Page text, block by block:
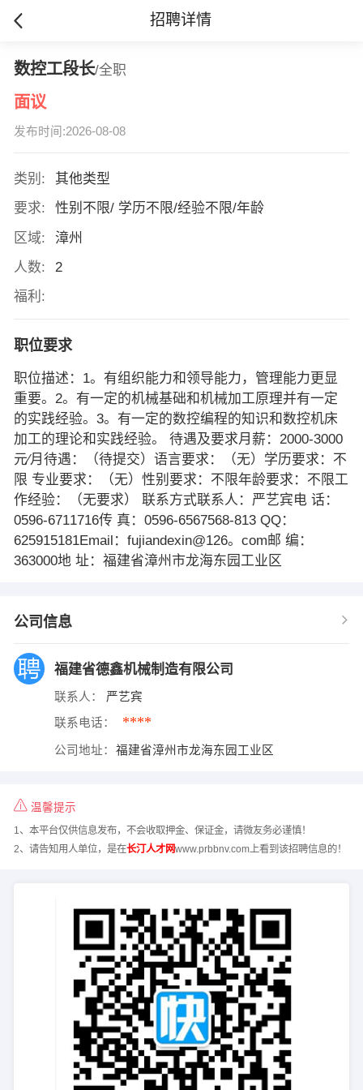
招聘详情
数控工段长/全职
面议
发布时间:2026-08-08
类别:
其他类型
要求:
性别不限/ 学历不限/经验不限/年龄
区域:
漳州
人数:
2
福利:
职位要求
职位描述：1。有组织能力和领导能力，管理能力更显
重要。2。有一定的机械基础和机械加工原理并有一定
的实践经验。3。有一定的数控编程的知识和数控机床
加工的理论和实践经验。 待遇及要求月薪：2000-3000
元∕月待遇：（待提交）语言要求：（无）学历要求：不
限 专业要求：（无）性别要求：不限年龄要求：不限工
作经验：（无要求） 联系方式联系人：严艺宾电 话：
0596-6711716传 真：0596-6567568-813 QQ：
625915181Email：fujiandexin@126。com邮 编：
363000地 址：福建省漳州市龙海东园工业区
公司信息
福建省德鑫机械制造有限公司
联系人： 严艺宾
联系电话： ****
公司地址： 福建省漳州市龙海东园工业区
温馨提示
1、本平台仅供信息发布，不会收取押金、保证金，请微友务必谨慎！
2、请告知用人单位，是在长汀人才网www.prbbnv.com上看到该招聘信息的！